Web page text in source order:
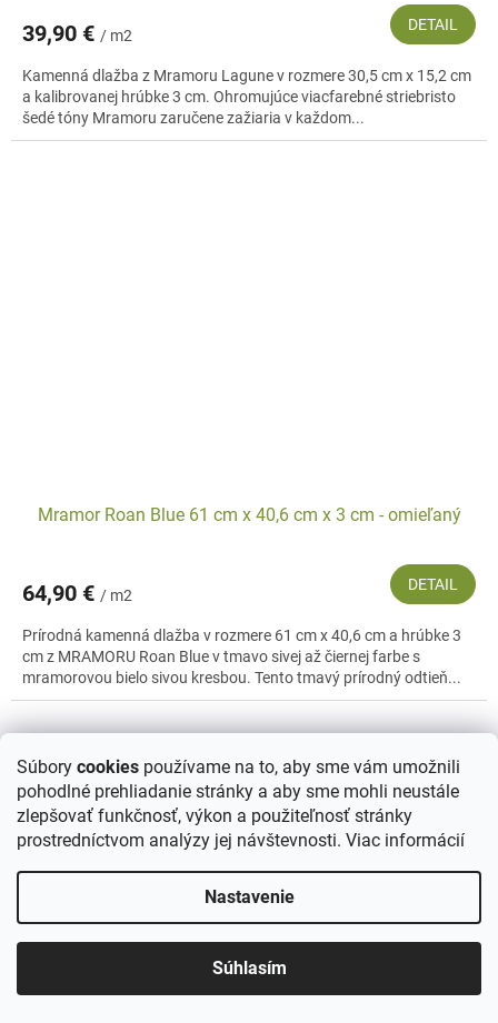
Súbory cookies používame na to, aby sme vám umožnili
pohodlné prehliadanie stránky a aby sme mohli neustále
zlepšovať funkčnosť, výkon a použiteľnosť stránky
prostredníctvom analýzy jej návštevnosti. Viac informácií
Nastavenie
Súhlasím
39,90 € / m2
DETAIL
Kamenná dlažba z Mramoru Lagune v rozmere 30,5 cm x 15,2 cm
a kalibrovanej hrúbke 3 cm. Ohromujúce viacfarebné striebristo
šedé tóny Mramoru zaručene zažiaria v každom...
Mramor Roan Blue 61 cm x 40,6 cm x 3 cm - omieľaný
64,90 € / m2
DETAIL
Prírodná kamenná dlažba v rozmere 61 cm x 40,6 cm a hrúbke 3
cm z MRAMORU Roan Blue v tmavo sivej až čiernej farbe s
mramorovou bielo sivou kresbou. Tento tmavý prírodný odtieň...